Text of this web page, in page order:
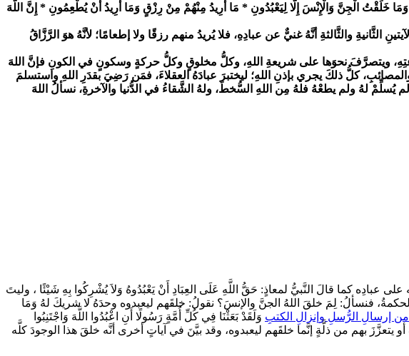
وَمَا خَلَقْتُ الْجِنَّ وَالْإِنْسَ إِلَّا لِيَعْبُدُونِ * مَا أُرِيدُ مِنْهُمْ مِنْ رِزْقٍ وَمَا أُرِيدُ أَنْ يُطْعِمُونِ * إِنَّ اللَّهَ
الثَّانيةِ والثَّالثةِ أنَّهُ غنيٌّ عن عبادِهِ، فلا يُريدُ منهم رزقًا ولا إطعامًا؛ لأنَّهُ هوَ الرَّزَّاقُ
ويتصرَّفَ نحوَها على شريعةِ اللهِ، وكلُّ مخلوقٍ وكلُّ حركةٍ وسكونٍ في الكونِ فإنَّ اللهَ
كلُّ ذلكَ يجري بإذنِ اللهِ؛ ليختبرَ عبادَهُ العقلاءَ، فمَن رَضِيَ بقدَرِ اللهِ واستسلمَ
يُسلِّمْ لهُ ولم يطعْهُ فلهُ مِن اللهِ السُّخطَ، ولهُ الشَّقاءُ في الدُّنيا والآخرةِ، نسألُ اللهَ
عبادِه كما قالَ النَّبيُّ لمعاذٍ: حَقُّ اللَّهِ عَلَى العِبَادِ أَنْ يَعْبُدُوهُ وَلاَ يُشْرِكُوا بِهِ شَيْئًا ، وليتَ
فنسألُ: لِمَ خلقَ اللهُ الجنَّ والإنسَ؟ نقولُ: خلقَهم ليعبدوه وحدَهُ لا شريكَ لهُ وَمَا
إرسالِ الرُّسلِ وإنزالِ الكتبِ وَلَقَدْ بَعَثْنَا فِي كُلِّ أُمَّةٍ رَسُولًا أَنِ اعْبُدُوا اللَّهَ وَاجْتَنِبُوا
أو يتعزَّزَ بهم من ذلَّةٍ إنَّما خلقَهم ليعبدوه، وقد بيَّنَ في آياتٍ أخرى أنَّه خلقَ هذا الوجودَ كلَّه